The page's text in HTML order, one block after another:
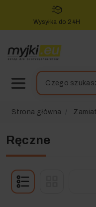
Wysyłka do 24H
Strona główna
Ręczne